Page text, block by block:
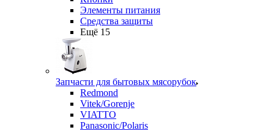
Элементы питания
Средства защиты
Ещё 15
Запчасти для бытовых мясорубок
Redmond
Vitek/Gorenje
VIATTO
Panasonic/Polaris